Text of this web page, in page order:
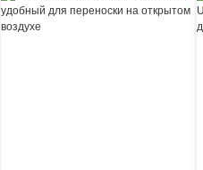
Adult Office Lunch Break
Removable Washable Liner